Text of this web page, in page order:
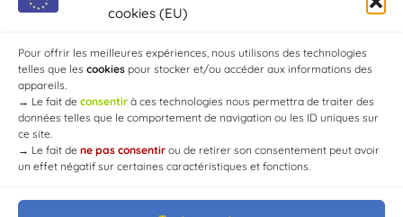
cookies (EU)
Pour offrir les meilleures expériences, nous utilisons des technologies
telles que les cookies pour stocker et/ou accéder aux informations des
appareils.
→ Le fait de consentir à ces technologies nous permettra de traiter des
données telles que le comportement de navigation ou les ID uniques sur
ce site.
→ Le fait de ne pas consentir ou de retirer son consentement peut avoir
un effet négatif sur certaines caractéristiques et fonctions.